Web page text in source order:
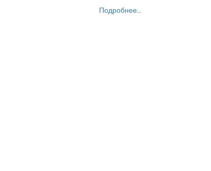
Подробнее..